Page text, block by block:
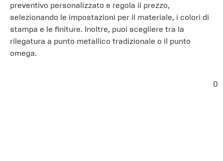
preventivo personalizzato e regola il prezzo,
selezionando le impostazioni per il materiale, i colori di
stampa e le finiture. Inoltre, puoi scegliere tra la
rilegatura a punto metallico tradizionale o il punto
omega.
0